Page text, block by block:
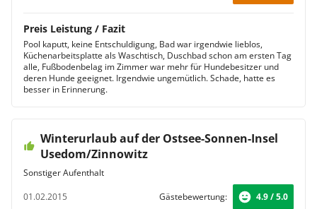
Preis Leistung / Fazit
Pool kaputt, keine Entschuldigung, Bad war irgendwie lieblos,
Küchenarbeitsplatte als Waschtisch, Duschbad schon am ersten Tag
alle, Fußbodenbelag im Zimmer war mehr für Hundebesitzer und
deren Hunde geeignet. Irgendwie ungemütlich. Schade, hatte es
besser in Erinnerung.
Winterurlaub auf der Ostsee-Sonnen-Insel
Usedom/Zinnowitz
Sonstiger Aufenthalt
01.02.2015
Gästebewertung: 4.9 / 5.0